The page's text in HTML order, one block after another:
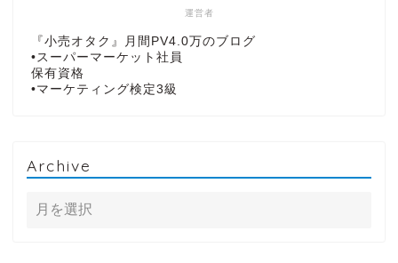
運営者
『小売オタク』月間PV4.0万のブログ
•スーパーマーケット社員
保有資格
•マーケティング検定3級
Archive